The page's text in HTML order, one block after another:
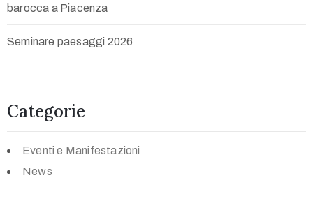
barocca a Piacenza
Seminare paesaggi 2026
Categorie
Eventi e Manifestazioni
News